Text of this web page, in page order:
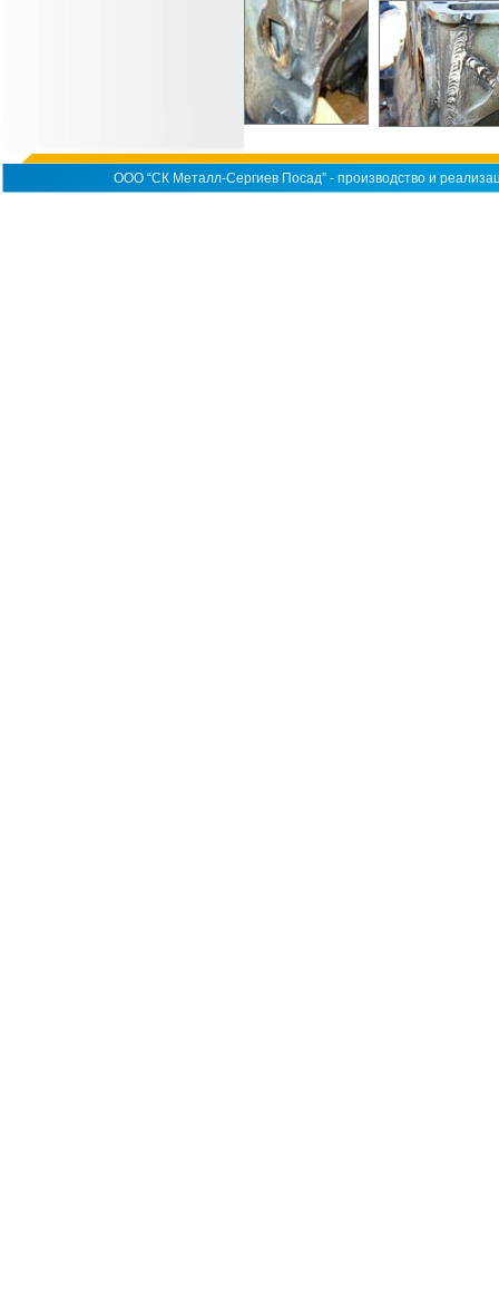
ООО “СК Металл-Сергиев Посад” - производство и